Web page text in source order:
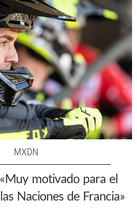
MXDN
motivado para el
Naciones de Francia»